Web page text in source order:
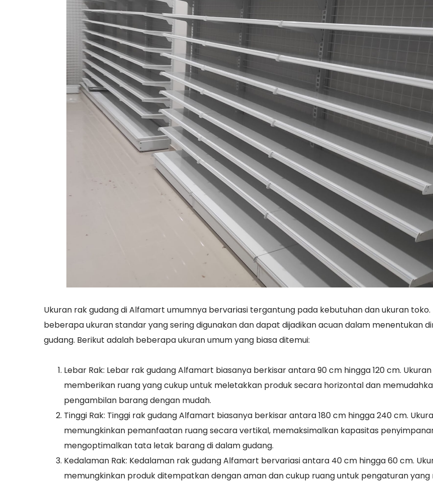
Ukuran rak gudang di Alfamart umumnya bervariasi tergantung pada kebutuhan dan ukuran toko.
beberapa ukuran standar yang sering digunakan dan dapat dijadikan acuan dalam menentukan
gudang. Berikut adalah beberapa ukuran umum yang biasa ditemui:
Lebar Rak: Lebar rak gudang Alfamart biasanya berkisar antara 90 cm hingga 120 cm. Ukuran
memberikan ruang yang cukup untuk meletakkan produk secara horizontal dan
pengambilan barang dengan mudah.
Tinggi Rak: Tinggi rak gudang Alfamart biasanya berkisar antara 180 cm hingga 240 cm.
memungkinkan pemanfaatan ruang secara vertikal, memaksimalkan kapasitas
mengoptimalkan tata letak barang di dalam gudang.
Kedalaman Rak: Kedalaman rak gudang Alfamart bervariasi antara 40 cm hingga 60 cm.
memungkinkan produk ditempatkan dengan aman dan cukup ruang untuk pengaturan yang